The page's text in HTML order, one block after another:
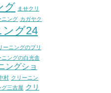
グ ませクリ
ニング カガヤク
ング24
ーニングのプリ
ニングの白光舎
ングショ
村 クリーニン
グ三吉屋 クリ